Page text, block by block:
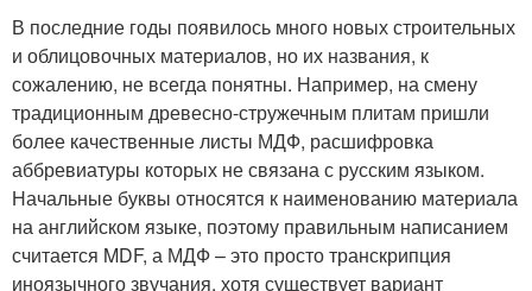
В последние годы появилось много новых строительных
и облицовочных материалов, но их названия, к
сожалению, не всегда понятны. Например, на смену
традиционным древесно-стружечным плитам пришли
более качественные листы МДФ, расшифровка
аббревиатуры которых не связана с русским языком.
Начальные буквы относятся к наименованию материала
на английском языке, поэтому правильным написанием
считается MDF, а МДФ – это просто транскрипция
иноязычного звучания, хотя существует вариант